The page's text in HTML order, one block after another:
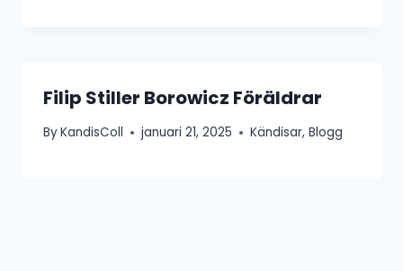
Filip Stiller Borowicz Föräldrar
ByKandisColl januari 21, 2025 Kändisar,Blogg